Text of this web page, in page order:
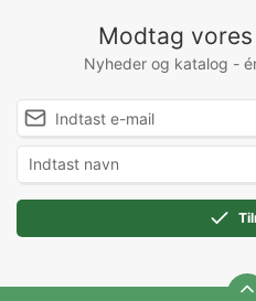
Modtag
Nyheder og katalog -